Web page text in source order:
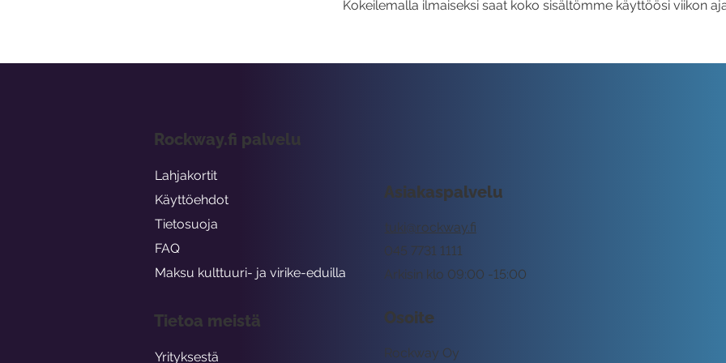
Kokeilemalla ilmaiseksi saat koko sisältömme käyttöösi viikon
Asiakaspalvelu
tuki@rockway.fi
Arkisin klo 09:00 -15:00
045 7731 1111
Osoite
Rockway Oy
Rockway.fi palvelu
Lahjakortit
Käyttöehdot
Tietosuoja
FAQ
Maksu kulttuuri- ja virike-eduilla
Tietoa meistä
Yrityksestä